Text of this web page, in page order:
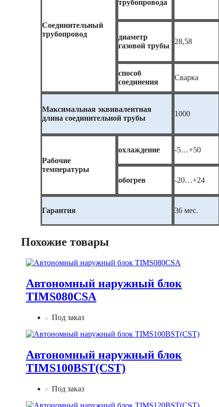
Соединительный
трубопровод
трубопровода
диаметр
газовой трубы
28,58
способ
соединения
Сварка
Максимальная эквивалентная
длина соединительной трубы
1000
Рабочие
температуры
охлаждение -5…+50
обогрев -20…+24
Гарантия 36 мес.
Похожие товары
Автономный наружный блок
TIMS080CSA
Под заказ
Автономный наружный блок
TIMS100BST(CST)
Под заказ